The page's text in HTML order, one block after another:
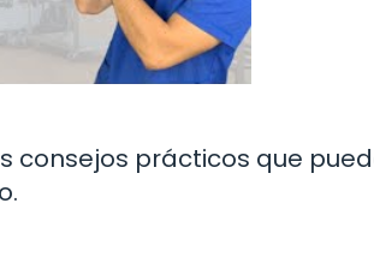
consejos prácticos que